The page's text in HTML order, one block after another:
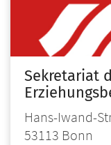
Sekretariat
Hans-Iwand-
53113 Bonn